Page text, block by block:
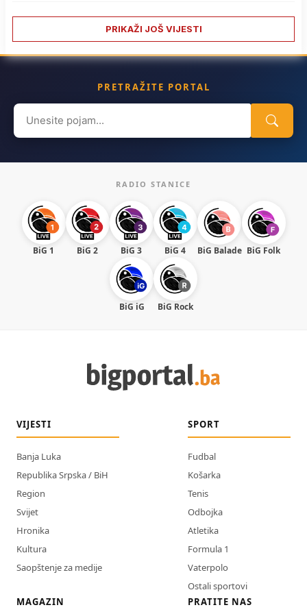
PRIKAŽI JOŠ VIJESTI
PRETRAŽITE PORTAL
Search
for:
RADIO STANICE
BiG 1 BiG 2 BiG 3 BiG 4 BiG Balade BiG Folk
BiG iG BiG Rock
VIJESTI
Banja Luka
Republika Srpska / BiH
Region
Svijet
Hronika
Kultura
Saopštenje za medije
SPORT
Fudbal
Košarka
Tenis
Odbojka
Atletika
Formula 1
Vaterpolo
Ostali sportovi
MAGAZIN
PRATITE NAS